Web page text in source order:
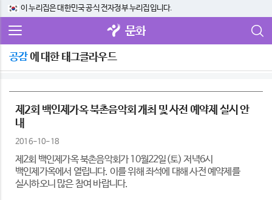
이 누리집은 대한민국 공식 전자정부 누리집입니다.
문화
공감에 대한 태그클라우드
제2회 백인제가옥 북촌음악회 개최 및 사전 예약제 실시 안
내
2016-10-18
제2회 백인제가옥 북촌음악회가 10월22일(토) 저녁6시
백인제가옥에서 열립니다. 이를 위해 좌석에 대해 사전 예약제를
실시하오니 많은 참여 바랍니다.